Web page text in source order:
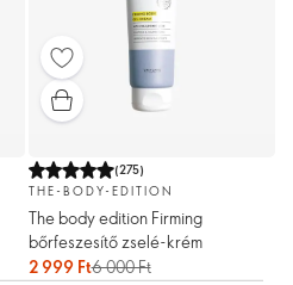
(275)
THE-BODY-EDITION
The body edition Firming
bőrfeszesítő zselé-krém
2 999 Ft6 000 Ft